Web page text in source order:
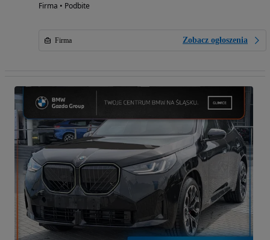
Firma • Podbite
Firma Zobacz ogłoszenia